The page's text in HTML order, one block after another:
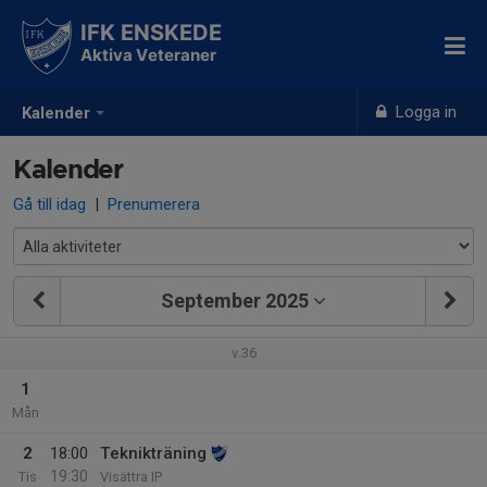
Kalender Logga in
IFK ENSKEDE
Aktiva Veteraner
Kalender
Gå till idag | Prenumerera
September 2025
v.36
1
Mån
2
Tis
18:00
19:30
Teknikträning
Visättra IP